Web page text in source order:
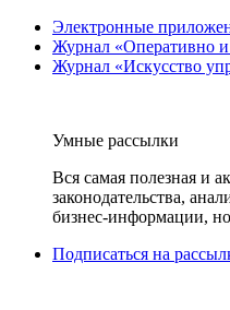
Электронные
Журнал «Оперативно и
Журнал «Искусство
Умные рассылки
Вся самая полезная и
законодательства,
бизнес-информации,
Подписаться на